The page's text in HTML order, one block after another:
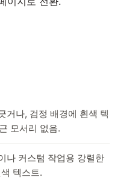
거나, 검정 배경에 흰색 텍
모서리 없음.
나 커스텀 작업용 강렬한
텍스트.